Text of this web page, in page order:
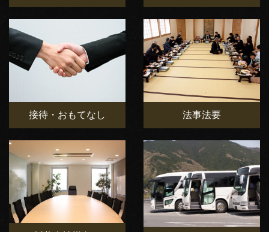
接待・おもてなし 法事法要